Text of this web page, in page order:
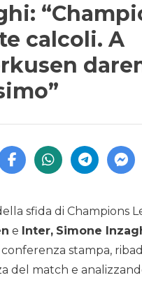
calcoli. A
sfida di Champions
e Inter, Simone
stampa,
del match e